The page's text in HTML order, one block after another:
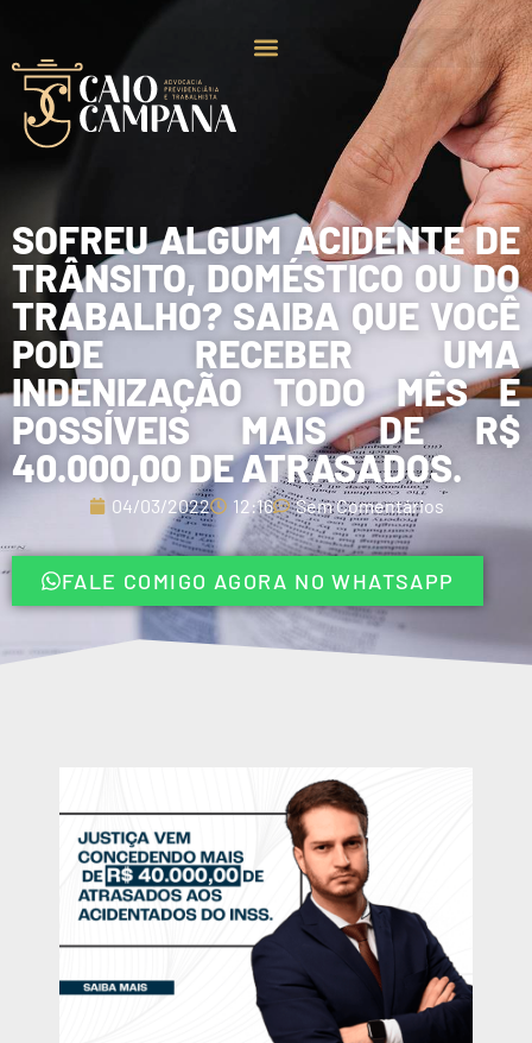
SOFREU ALGUM ACIDENTE DE
TRÂNSITO, DOMÉSTICO OU DO
TRABALHO? SAIBA QUE VOCÊ
PODE RECEBER UMA
INDENIZAÇÃO TODO MÊS E
POSSÍVEIS MAIS DE R$
40.000,00 DE ATRASADOS.
04/03/2022 12:16 Sem Comentários
FALE COMIGO AGORA NO WHATSAPP